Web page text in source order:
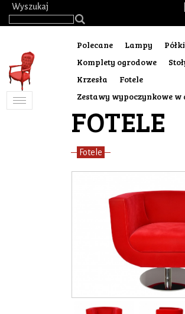
Wyszukaj
Toggle
Polecane Lampy
Półki
Komplety ogrodowe
Krzesła
Fotele
Zestawy wypoczynkowe
FOTELE
Fotele